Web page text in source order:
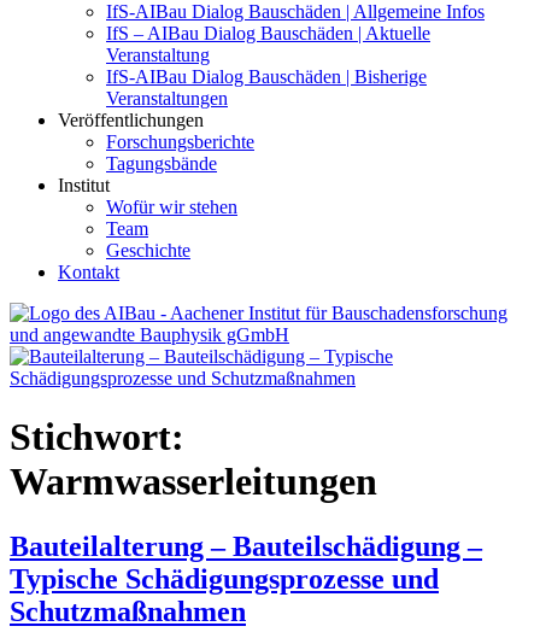
IfS-AIBau Dialog Bauschäden | Allgemeine Infos
IfS – AIBau Dialog Bauschäden | Aktuelle
Veranstaltung
IfS-AIBau Dialog Bauschäden | Bisherige
Veranstaltungen
Veröffentlichungen
Forschungsberichte
Tagungsbände
Institut
Wofür wir stehen
Team
Geschichte
Kontakt
AIBau – Aachener Institut für Bauschadensforschung und
Stichwort:
Warmwasserleitungen
Bauteilalterung – Bauteilschädigung –
Typische Schädigungsprozesse und
Schutzmaßnahmen